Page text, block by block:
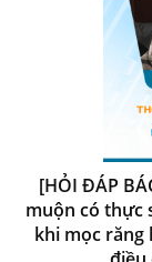
[HỎI ĐÁP
muộn có thực
khi mọc răng